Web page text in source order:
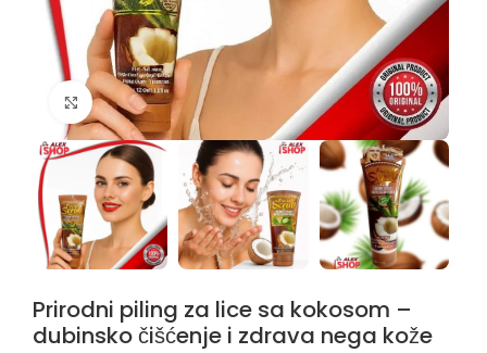
Kliknite da uvećate
Prirodni piling za lice sa kokosom –
dubinsko čišćenje i zdrava nega kože